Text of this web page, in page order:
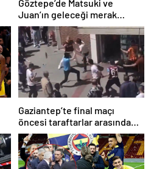
Göztepe’de Matsuki ve
Juan’ın geleceği merak
konusu
Gaziantep’te final maçı
öncesi taraftarlar arasında
tartışma çıktı